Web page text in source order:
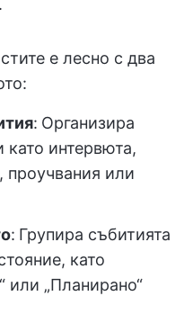
.
е лесно с два
: Организира
като интервюта,
проучвания или
: Групира събитията
като
или „Планирано“